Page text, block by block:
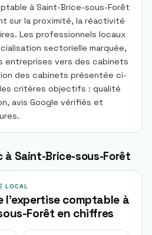
à Saint-Brice-sous-Forêt
sur la proximité, la réactivité
Les professionnels locaux
sectorielle marquée,
entreprises vers des cabinets
des cabinets présentée ci-
critères objectifs : qualité
avis Google vérifiés et
Saint-Brice-sous-Forêt
LOCAL
l'expertise comptable à
Forêt en chiffres